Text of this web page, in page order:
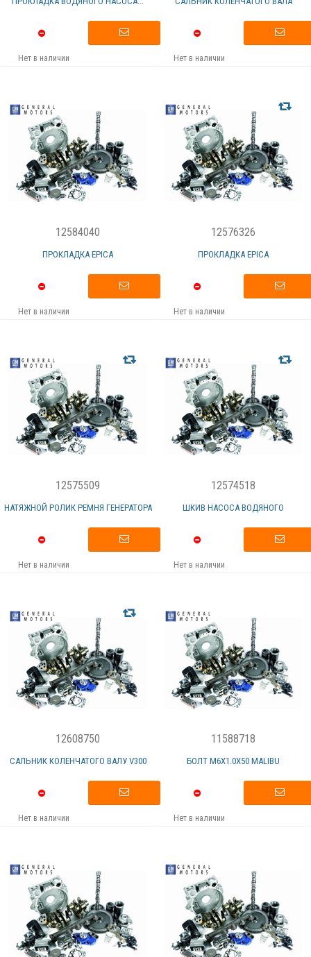
Нет в наличии Нет в наличии
12584040
ПРОКЛАДКА EPICA
Нет в наличии
12576326
ПРОКЛАДКА EPICA
Нет в наличии
12575509
НАТЯЖНОЙ РОЛИК РЕМНЯ ГЕНЕРАТОРА
Нет в наличии
12574518
ШКИВ НАСОСА ВОДЯНОГО
Нет в наличии
12608750
САЛЬНИК КОЛЕНЧАТОГО ВАЛУ V300
Нет в наличии
11588718
БОЛТ M6X1.0X50 MALIBU
Нет в наличии